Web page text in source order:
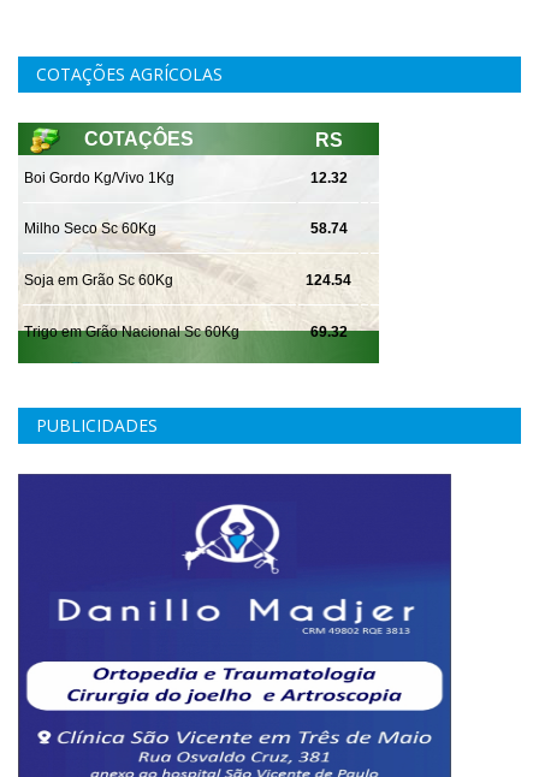
COTAÇÕES AGRÍCOLAS
PUBLICIDADES